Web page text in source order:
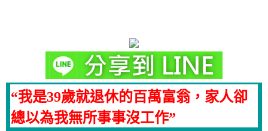
“我是39歲就退休的百萬富翁，家人卻
總以為我無所事事沒工作”